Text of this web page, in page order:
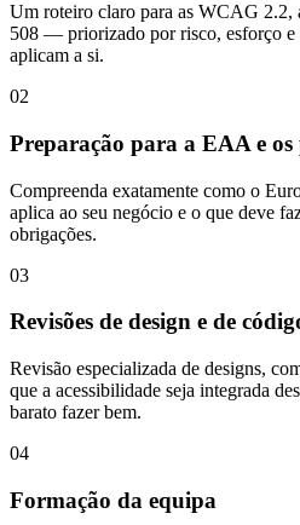
Um roteiro claro para as WCAG
508 — priorizado por risco, esforço e
aplicam a si.
02
Preparação para a EAA e os
Compreenda exatamente como o
aplica ao seu negócio e o que deve
obrigações.
03
Revisões de design e de
Revisão especializada de designs,
que a acessibilidade seja integrada
barato fazer bem.
04
Formação da equipa